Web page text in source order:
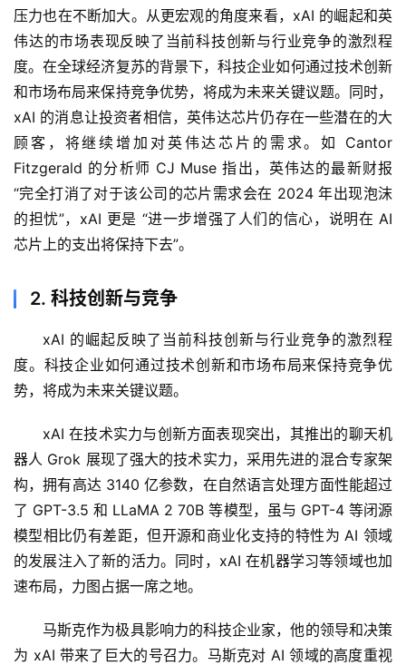
青
龙
绘
梦
白
泽
绘
梦
A
产
录
资
讯
A
I
免
费
登录 注册
压力也在不断加大。从更宏观的角度来看，xAI 的崛起和英
伟达的市场表现反映了当前科技创新与行业竞争的激烈程
度。在全球经济复苏的背景下，科技企业如何通过技术创新
和市场布局来保持竞争优势，将成为未来关键议题。同时，
xAI 的消息让投资者相信，英伟达芯片仍存在一些潜在的大
顾客，将继续增加对英伟达芯片的需求。如 Cantor
Fitzgerald 的分析师 CJ Muse 指出，英伟达的最新财报
“完全打消了对于该公司的芯片需求会在 2024 年出现泡沫
的担忧”，xAI 更是 “进一步增强了人们的信心，说明在 AI
芯片上的支出将保持下去”。
2. 科技创新与竞争
xAI 的崛起反映了当前科技创新与行业竞争的激烈程
度。科技企业如何通过技术创新和市场布局来保持竞争优
势，将成为未来关键议题。
xAI 在技术实力与创新方面表现突出，其推出的聊天机
器人 Grok 展现了强大的技术实力，采用先进的混合专家架
构，拥有高达 3140 亿参数，在自然语言处理方面性能超过
了 GPT-3.5 和 LLaMA 2 70B 等模型，虽与 GPT-4 等闭源
模型相比仍有差距，但开源和商业化支持的特性为 AI 领域
的发展注入了新的活力。同时，xAI 在机器学习等领域也加
速布局，力图占据一席之地。
马斯克作为极具影响力的科技企业家，他的领导和决策
为 xAI 带来了巨大的号召力。马斯克对 AI 领域的高度重视